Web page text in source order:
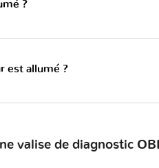
?
est allumé ?
valise de diagnostic